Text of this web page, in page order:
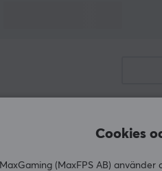
hjälper
Cookies
MaxGaming (MaxFPS AB)